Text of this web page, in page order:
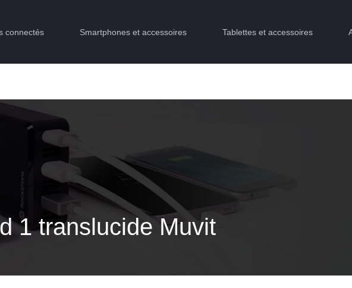
connectés Smartphones et accessoires Tablettes et accessoires
1 translucide Muvit